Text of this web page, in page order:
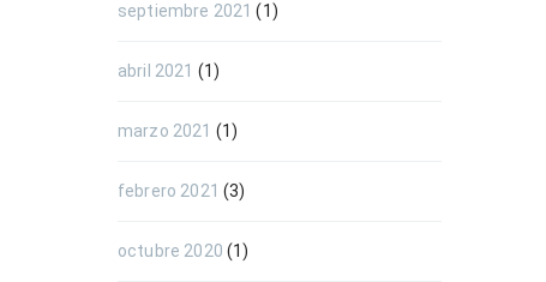
septiembre 2021 (1)
abril 2021 (1)
marzo 2021 (1)
febrero 2021 (3)
octubre 2020 (1)